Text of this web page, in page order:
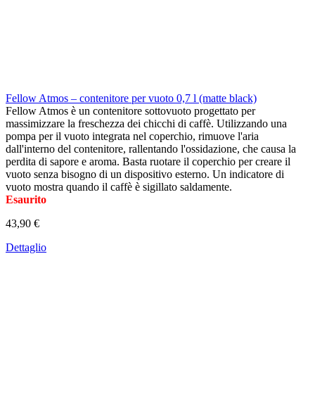
Fellow Atmos – contenitore per vuoto 0,7 l (matte black)
Fellow Atmos è un contenitore sottovuoto progettato per
massimizzare la freschezza dei chicchi di caffè. Utilizzando una
pompa per il vuoto integrata nel coperchio, rimuove l'aria
dall'interno del contenitore, rallentando l'ossidazione, che causa la
perdita di sapore e aroma. Basta ruotare il coperchio per creare il
vuoto senza bisogno di un dispositivo esterno. Un indicatore di
vuoto mostra quando il caffè è sigillato saldamente.
Esaurito
43,90 €
Dettaglio